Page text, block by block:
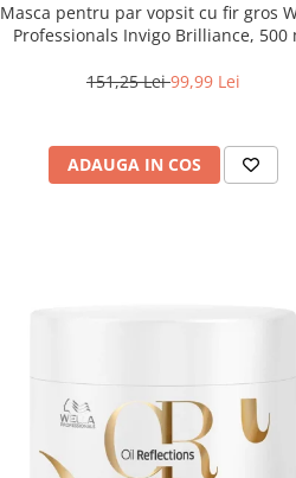
Masca pentru par vopsit cu fir gros
Professionals Invigo Brilliance, 500
151,25 Lei99,99 Lei
ADAUGA IN COS